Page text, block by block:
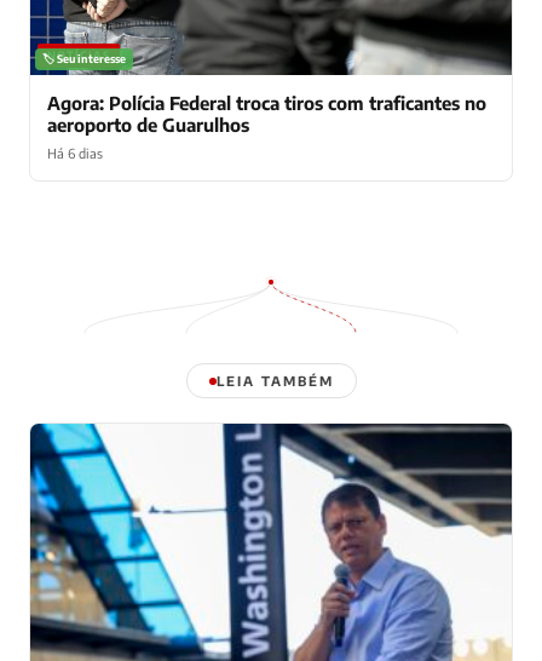
NOTÍCIAS
🏷️ Seu interesse
Agora: Polícia Federal troca tiros com traficantes no
aeroporto de Guarulhos
Há 6 dias
LEIA TAMBÉM